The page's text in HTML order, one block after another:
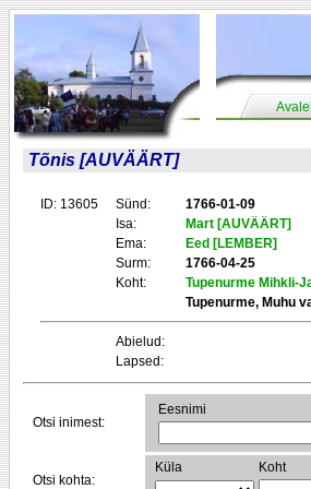
Tõnis [AUVÄÄRT]
ID: 13605 Sünd:
1766-01-09
Isa:
Mart [AUVÄÄRT]
Ema:
Eed [LEMBER]
Surm:
1766-04-25
Koht:
Tupenurme Mihkli-
Tupenurme, Muhu
Abielud:
Lapsed:
Otsi inimest:
Eesnimi
Otsi kohta:
Küla Koht